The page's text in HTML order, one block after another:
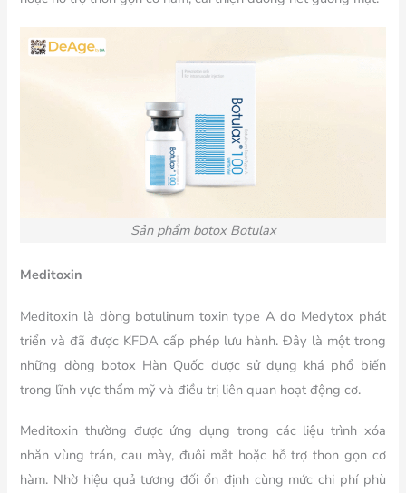
Sản phẩm botox Botulax
Meditoxin
Meditoxin là dòng botulinum toxin type A do Medytox phát
triển và đã được KFDA cấp phép lưu hành. Đây là một trong
những dòng botox Hàn Quốc được sử dụng khá phổ biến
trong lĩnh vực thẩm mỹ và điều trị liên quan hoạt động cơ.
Meditoxin thường được ứng dụng trong các liệu trình xóa
nhăn vùng trán, cau mày, đuôi mắt hoặc hỗ trợ thon gọn cơ
hàm. Nhờ hiệu quả tương đối ổn định cùng mức chi phí phù